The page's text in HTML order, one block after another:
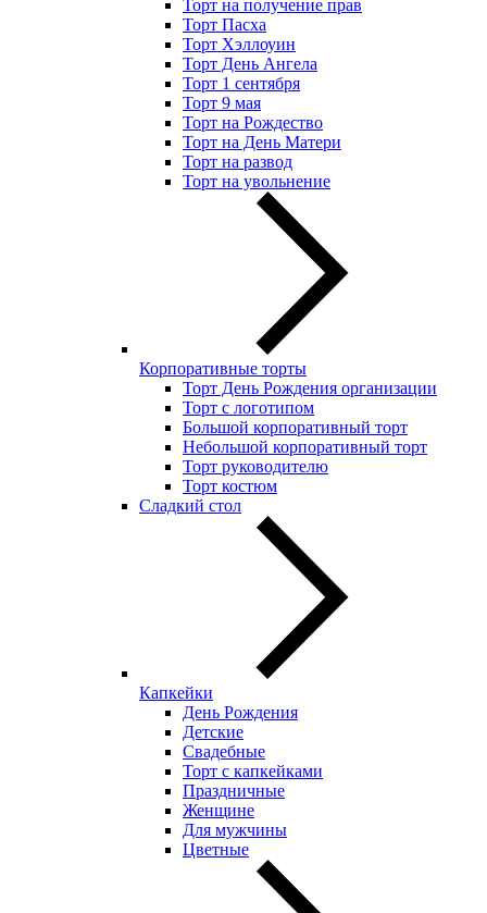
Торт на получение прав
Торт Пасха
Торт Хэллоуин
Торт День Ангела
Торт 1 сентября
Торт 9 мая
Торт на Рождество
Торт на День Матери
Торт на развод
Торт на увольнение
Корпоративные торты
Торт День Рождения организации
Торт с логотипом
Большой корпоративный торт
Небольшой корпоративный торт
Торт руководителю
Торт костюм
Сладкий стол
Капкейки
День Рождения
Детские
Свадебные
Торт с капкейками
Праздничные
Женщине
Для мужчины
Цветные